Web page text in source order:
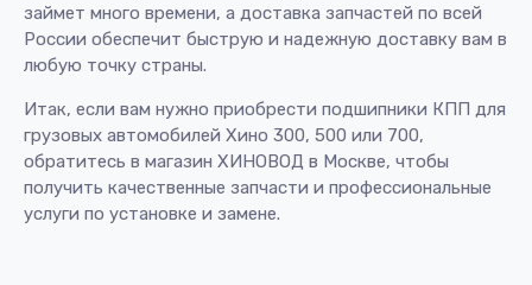
займет много времени, а доставка запчастей по всей
России обеспечит быструю и надежную доставку вам в
любую точку страны.
Итак, если вам нужно приобрести подшипники КПП для
грузовых автомобилей Хино 300, 500 или 700,
обратитесь в магазин ХИНОВОД в Москве, чтобы
получить качественные запчасти и профессиональные
услуги по установке и замене.